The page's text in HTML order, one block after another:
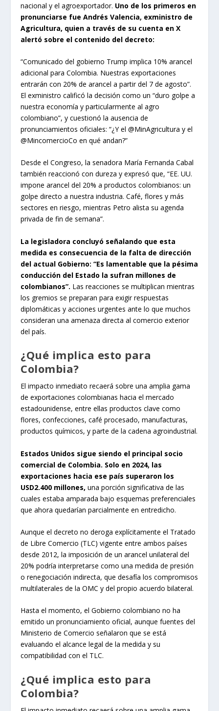
nacional y el agroexportador. Uno de los primeros en
pronunciarse fue Andrés Valencia, exministro de
Agricultura, quien a través de su cuenta en X
alertó sobre el contenido del decreto:
“Comunicado del gobierno Trump implica 10% arancel
adicional para Colombia. Nuestras exportaciones
entrarán con 20% de arancel a partir del 7 de agosto”.
El exministro calificó la decisión como un “duro golpe a
nuestra economía y particularmente al agro
colombiano”, y cuestionó la ausencia de
pronunciamientos oficiales: “¿Y el @MinAgricultura y el
@MincomercioCo en qué andan?”
Desde el Congreso, la senadora María Fernanda Cabal
también reaccionó con dureza y expresó que, “EE. UU.
impone arancel del 20% a productos colombianos: un
golpe directo a nuestra industria. Café, flores y más
sectores en riesgo, mientras Petro alista su agenda
privada de fin de semana”.
La legisladora concluyó señalando que esta
medida es consecuencia de la falta de dirección
del actual Gobierno: “Es lamentable que la pésima
conducción del Estado la sufran millones de
colombianos”. Las reacciones se multiplican mientras
los gremios se preparan para exigir respuestas
diplomáticas y acciones urgentes ante lo que muchos
consideran una amenaza directa al comercio exterior
del país.
¿Qué implica esto para
Colombia?
El impacto inmediato recaerá sobre una amplia gama
de exportaciones colombianas hacia el mercado
estadounidense, entre ellas productos clave como
flores, confecciones, café procesado, manufacturas,
productos químicos, y parte de la cadena agroindustrial.
Estados Unidos sigue siendo el principal socio
comercial de Colombia. Solo en 2024, las
exportaciones hacia ese país superaron los
USD2.400 millones,una porción significativa de las
cuales estaba amparada bajo esquemas preferenciales
que ahora quedarían parcialmente en entredicho.
Aunque el decreto no deroga explícitamente el Tratado
de Libre Comercio (TLC) vigente entre ambos países
desde 2012, la imposición de un arancel unilateral del
20% podría interpretarse como una medida de presión
o renegociación indirecta, que desafía los compromisos
multilaterales de la OMC y del propio acuerdo bilateral.
Hasta el momento, el Gobierno colombiano no ha
emitido un pronunciamiento oficial, aunque fuentes del
Ministerio de Comercio señalaron que se está
evaluando el alcance legal de la medida y su
compatibilidad con el TLC.
¿Qué implica esto para
Colombia?